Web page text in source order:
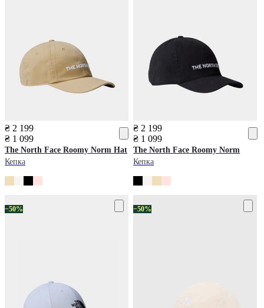
₴ 2 199
₴ 1 099
The North Face Roomy Norm Hat
Кепка
₴ 2 199
₴ 1 099
The North Face Roomy Norm
Кепка
−50% −50%